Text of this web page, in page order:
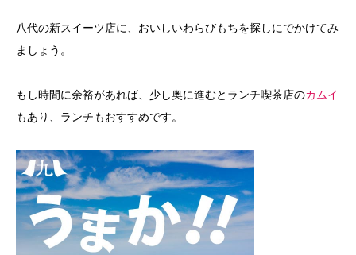
八代の新スイーツ店に、おいしいわらびもちを探しにでかけてみ
ましょう。
もし時間に余裕があれば、少し奥に進むとランチ喫茶店のカムイ
もあり、ランチもおすすめです。